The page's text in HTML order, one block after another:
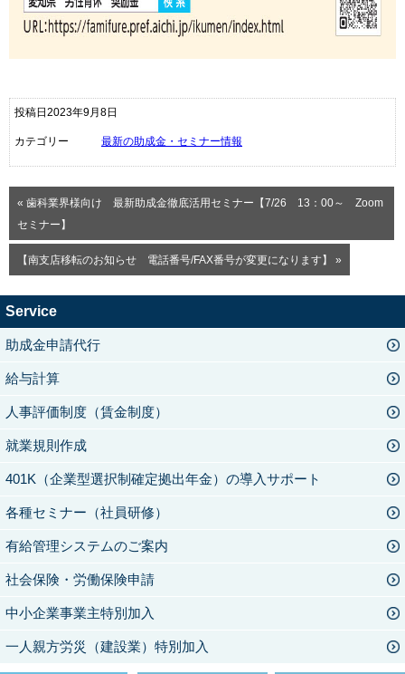
投稿日2023年9月8日
カテゴリー 最新の助成金・セミナー情報
« 歯科業界様向け 最新助成金徹底活用セミナー【7/26 13：00～ Zoom
セミナー】
【南支店移転のお知らせ 電話番号/FAX番号が変更になります】 »
Service
助成金申請代行
給与計算
人事評価制度（賃金制度）
就業規則作成
401K（企業型選択制確定拠出年金）の導入サポート
各種セミナー（社員研修）
有給管理システムのご案内
社会保険・労働保険申請
中小企業事業主特別加入
一人親方労災（建設業）特別加入